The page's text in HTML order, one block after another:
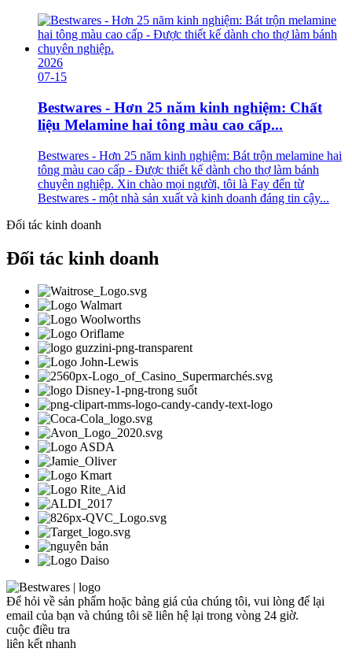
2026
07-15
Bestwares - Hơn 25 năm kinh nghiệm: Chất
liệu Melamine hai tông màu cao cấp...
Bestwares - Hơn 25 năm kinh nghiệm: Bát trộn melamine hai
tông màu cao cấp - Được thiết kế dành cho thợ làm bánh
chuyên nghiệp. Xin chào mọi người, tôi là Fay đến từ
Bestwares - một nhà sản xuất và kinh doanh đáng tin cậy...
Đối tác kinh doanh
Đối tác kinh doanh
Để hỏi về sản phẩm hoặc bảng giá của chúng tôi, vui lòng để lại
email của bạn và chúng tôi sẽ liên hệ lại trong vòng 24 giờ.
cuộc điều tra
liên kết nhanh